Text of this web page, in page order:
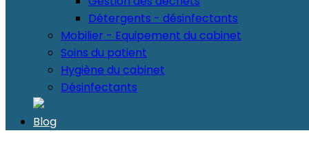
Détergents - désinfectants
Mobilier - Equipement du cabinet
Soins du patient
Hygiène du cabinet
Désinfectants
Blog